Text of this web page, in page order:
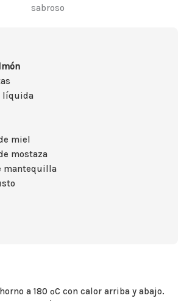
sabroso
líquida
miel
mostaza
mantequilla
a 180 ºC con calor arriba y abajo.